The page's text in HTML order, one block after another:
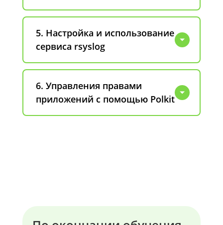
5. Настройка и использование
сервиса rsyslog
6. Управления правами
приложений с помощью Polkit